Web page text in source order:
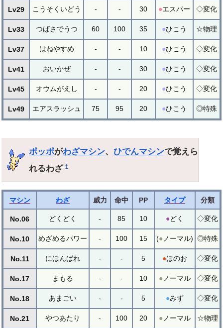
Lv29 こうそくいどう - - 30 ●エスパー ◇変化
Lv33 つばさでうつ 60 100 35 ●ひこう ☆物理
Lv37 はねやすめ - - 10 ●ひこう ◇変化
Lv41 おいかぜ - - 30 ●ひこう ◇変化
Lv45 オウムがえし - - 20 ●ひこう ◇変化
Lv49 エアスラッシュ 75 95 20 ●ひこう ◎特殊
ポッポがわざマシン、ひでんマシンで覚えら
れるわざ†
マシン わざ 威力 命中 PP タイプ 分類
No.06 どくどく - 85 10 ●どく ◇変化
No.10 めざめるパワー - 100 15 (● ノーマル) ◎特殊
No.11 にほんばれ - - 5 ●ほのお ◇変化
No.17 まもる - - 10 ● ノーマル ◇変化
No.18 あまごい - - 5 ●みず ◇変化
No.21 やつあたり - 100 20 ● ノーマル ☆物理